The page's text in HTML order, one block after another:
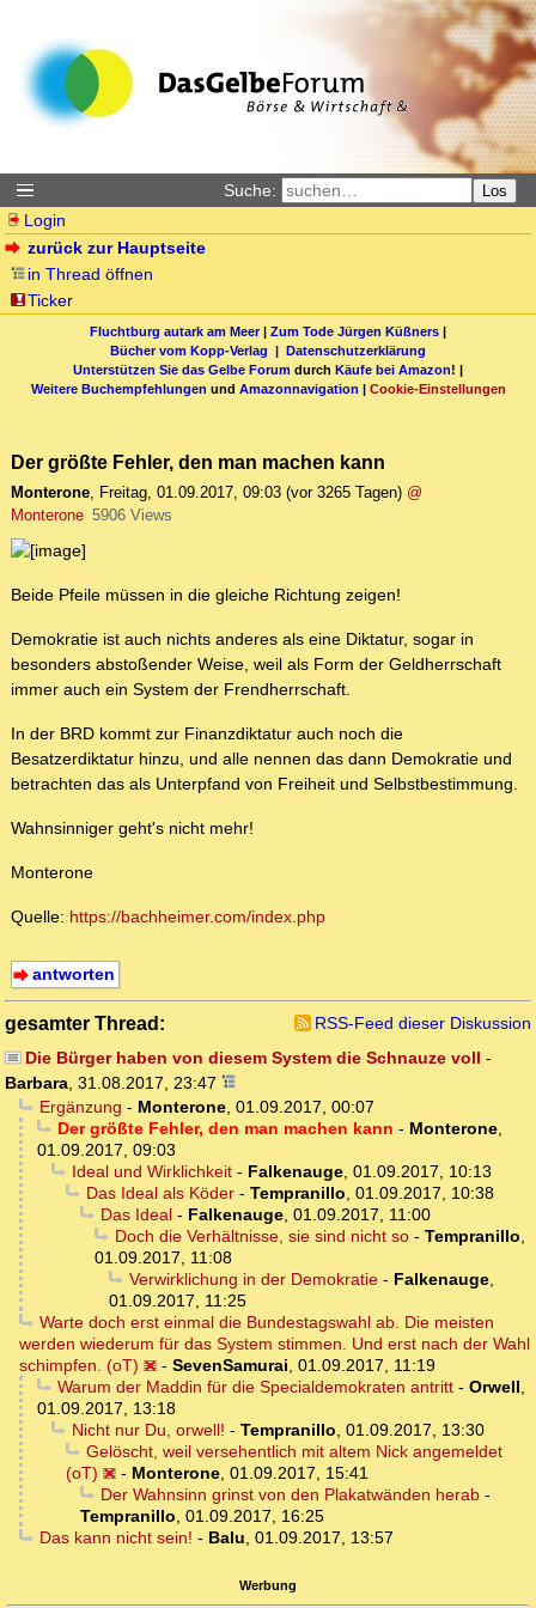
Suche: Los
Login
zurück zur Hauptseite
in Thread öffnen
Ticker
Fluchtburg autark am Meer| Zum Tode Jürgen Küßners |
Bücher vom Kopp-Verlag | Datenschutzerklärung
Unterstützen Sie das Gelbe Forum durch Käufe bei Amazon! |
Weitere Buchempfehlungen und Amazonnavigation | Cookie-Einstellungen
Der größte Fehler, den man machen kann
Monterone, Freitag, 01.09.2017, 09:03 (vor 3265 Tagen) @
Monterone 5906 Views
Beide Pfeile müssen in die gleiche Richtung zeigen!
Demokratie ist auch nichts anderes als eine Diktatur, sogar in
besonders abstoßender Weise, weil als Form der Geldherrschaft
immer auch ein System der Frendherrschaft.
In der BRD kommt zur Finanzdiktatur auch noch die
Besatzerdiktatur hinzu, und alle nennen das dann Demokratie und
betrachten das als Unterpfand von Freiheit und Selbstbestimmung.
Wahnsinniger geht's nicht mehr!
Monterone
Quelle: https://bachheimer.com/index.php
antworten
gesamter Thread:
RSS-Feed dieser Diskussion
Die Bürger haben von diesem System die Schnauze voll -
Barbara, 31.08.2017, 23:47
Ergänzung - Monterone, 01.09.2017, 00:07
Der größte Fehler, den man machen kann - Monterone,
01.09.2017, 09:03
Ideal und Wirklichkeit- Falkenauge, 01.09.2017, 10:13
Das Ideal als Köder- Tempranillo, 01.09.2017, 10:38
Das Ideal- Falkenauge, 01.09.2017, 11:00
Doch die Verhältnisse, sie sind nicht so- Tempranillo,
01.09.2017, 11:08
Verwirklichung in der Demokratie- Falkenauge,
01.09.2017, 11:25
Warte doch erst einmal die Bundestagswahl ab. Die meisten
werden wiederum für das System stimmen. Und erst nach der Wahl
schimpfen. (oT)
- SevenSamurai, 01.09.2017, 11:19
Warum der Maddin für die Specialdemokraten antritt- Orwell,
01.09.2017, 13:18
Nicht nur Du, orwell! - Tempranillo, 01.09.2017, 13:30
Gelöscht, weil versehentlich mit altem Nick angemeldet
(oT)
- Monterone, 01.09.2017, 15:41
Der Wahnsinn grinst von den Plakatwänden herab-
Tempranillo, 01.09.2017, 16:25
Das kann nicht sein! - Balu, 01.09.2017, 13:57
Werbung